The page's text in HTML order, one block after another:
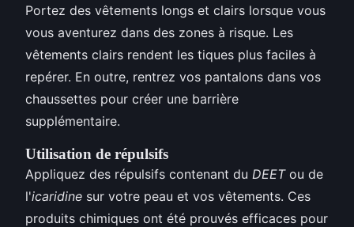
Portez des vêtements longs et clairs lorsque vous
vous aventurez dans des zones à risque. Les
vêtements clairs rendent les tiques plus faciles à
repérer. En outre, rentrez vos pantalons dans vos
chaussettes pour créer une barrière
supplémentaire.
Utilisation de répulsifs
Appliquez des répulsifs contenant du DEETou de
l'icaridine sur votre peau et vos vêtements. Ces
produits chimiques ont été prouvés efficaces pour